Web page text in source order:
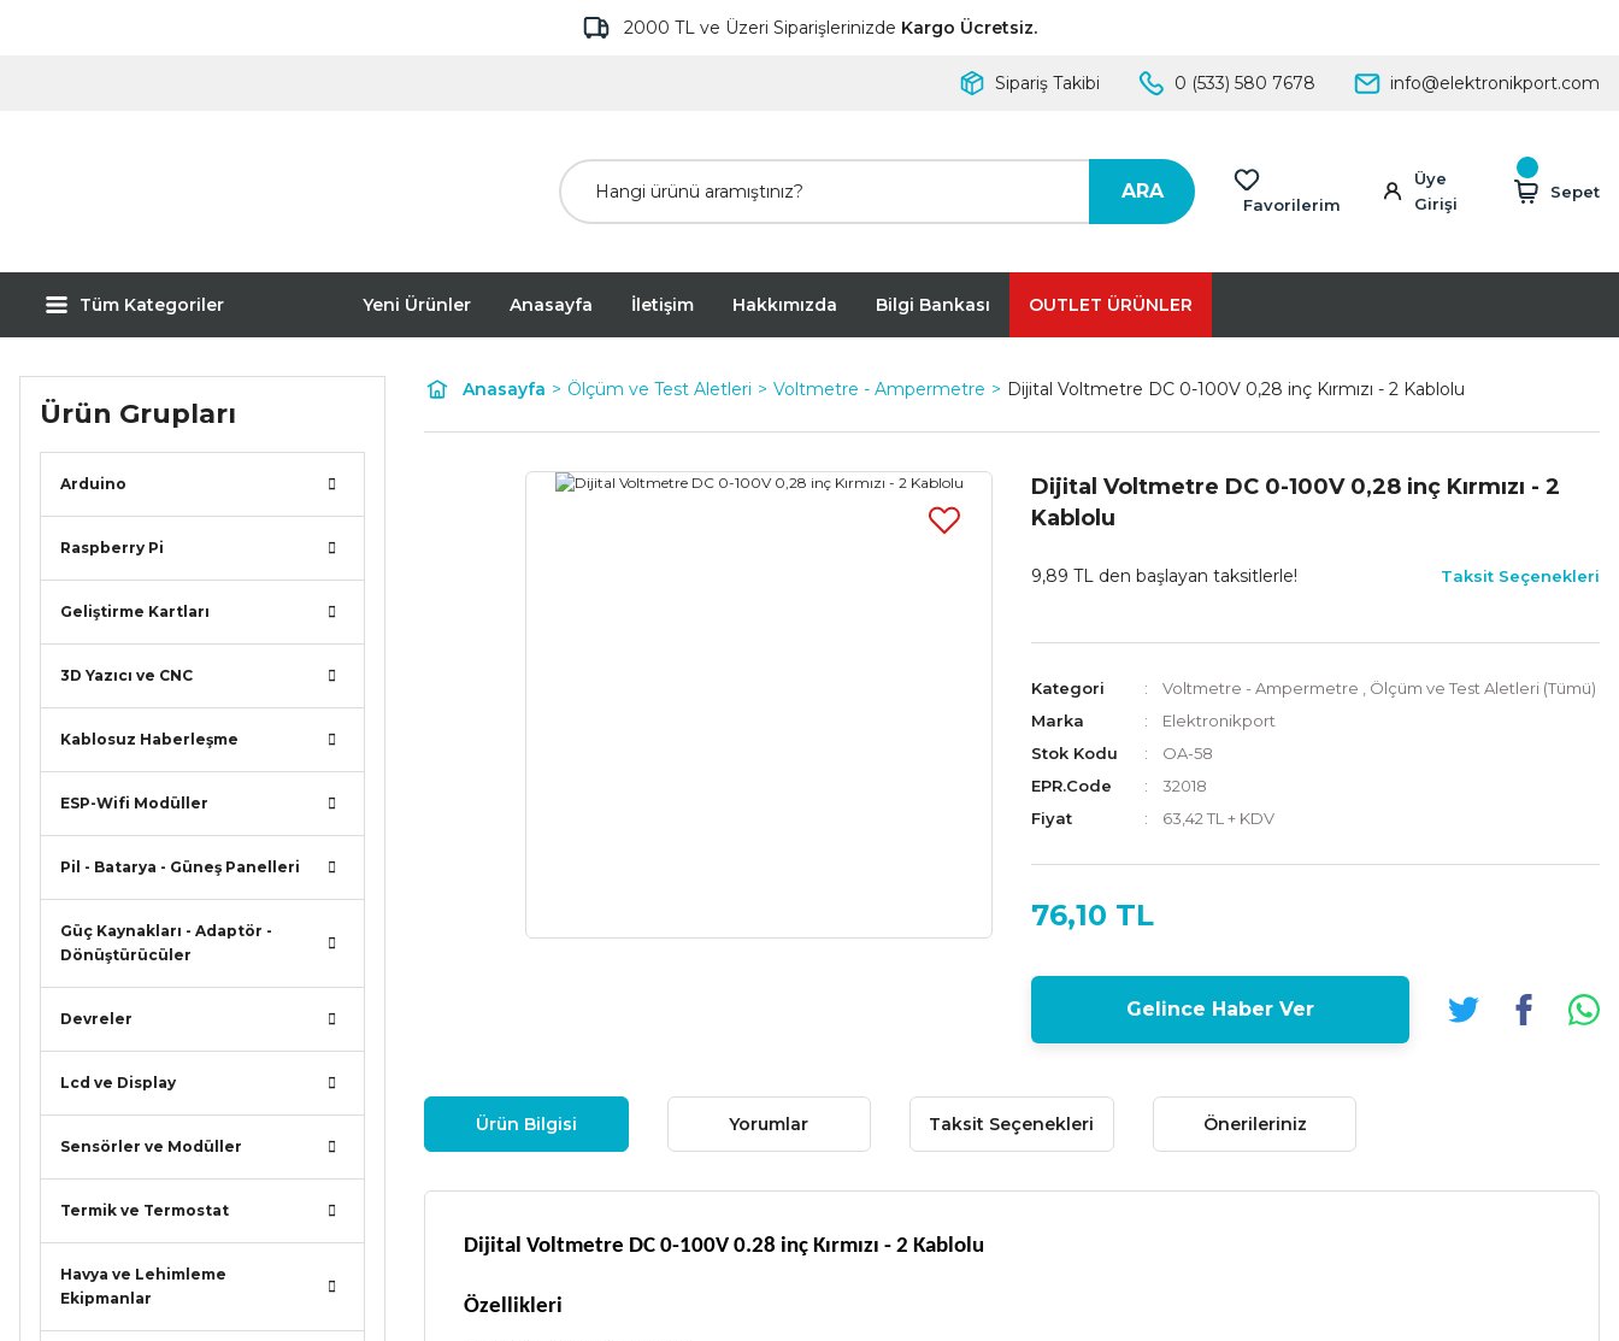
2000 TL ve Üzeri Siparişlerinizde Kargo Ücretsiz.
Sipariş Takibi 0 (533) 580 7678 info@elektronikport.com
ARA
Favorilerim
Üye
Girişi
Sepet
Tüm Kategoriler Yeni Ürünler Anasayfa İletişim Hakkımızda Bilgi Bankası OUTLET ÜRÜNLER
Ürün Grupları
Arduino
Raspberry Pi
Geliştirme Kartları
3D Yazıcı ve CNC
Kablosuz Haberleşme
ESP-Wifi Modüller
Pil - Batarya - Güneş Panelleri
Güç Kaynakları - Adaptör -
Dönüştürücüler
Devreler
Lcd ve Display
Sensörler ve Modüller
Termik ve Termostat
Havya ve Lehimleme
Ekipmanlar
Anasayfa Ölçüm ve Test Aletleri Voltmetre - Ampermetre Dijital Voltmetre DC 0-100V 0,28 inç Kırmızı - 2 Kablolu
Dijital Voltmetre DC 0-100V 0,28 inç Kırmızı - 2
Kablolu
9,89 TL den başlayan taksitlerle! Taksit Seçenekleri
Kategori Voltmetre - Ampermetre
Ölçüm ve Test Aletleri (Tümü)
Marka
Elektronikport
Stok Kodu
OA-58
EPR.Code
32018
Fiyat
63,42 TL + KDV
76,10 TL
Gelince Haber Ver
Ürün Bilgisi Yorumlar Taksit Seçenekleri Önerileriniz
Dijital Voltmetre DC 0-100V 0.28 inç Kırmızı - 2 Kablolu
Özellikleri